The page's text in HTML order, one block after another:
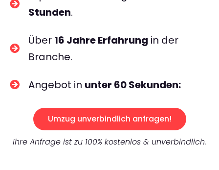
Stunden.
Über 16 Jahre Erfahrung in der
Branche.
Angebot in unter 60 Sekunden:
Umzug unverbindlich anfragen!
Ihre Anfrage ist zu 100% kostenlos & unverbindlich.